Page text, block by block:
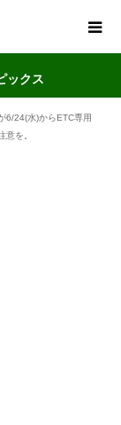
ックス
6/24(水)からETC専用
を。